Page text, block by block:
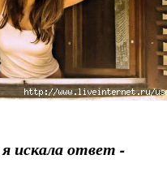
искала ответ -